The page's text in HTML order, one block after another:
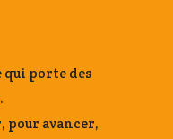
qui porte des
pour avancer,